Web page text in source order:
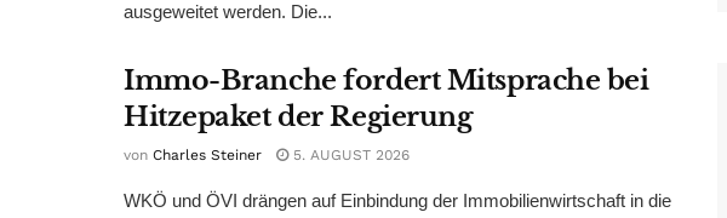
ausgeweitet werden. Die...
Immo-Branche fordert Mitsprache bei
Hitzepaket der Regierung
von Charles Steiner 5. AUGUST 2026
WKÖ und ÖVI drängen auf Einbindung der Immobilienwirtschaft in die